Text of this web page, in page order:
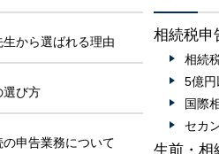
から選ばれる理由
選び方
申告業務について
相続税申
相続
5億
国際
セカ
生前・相